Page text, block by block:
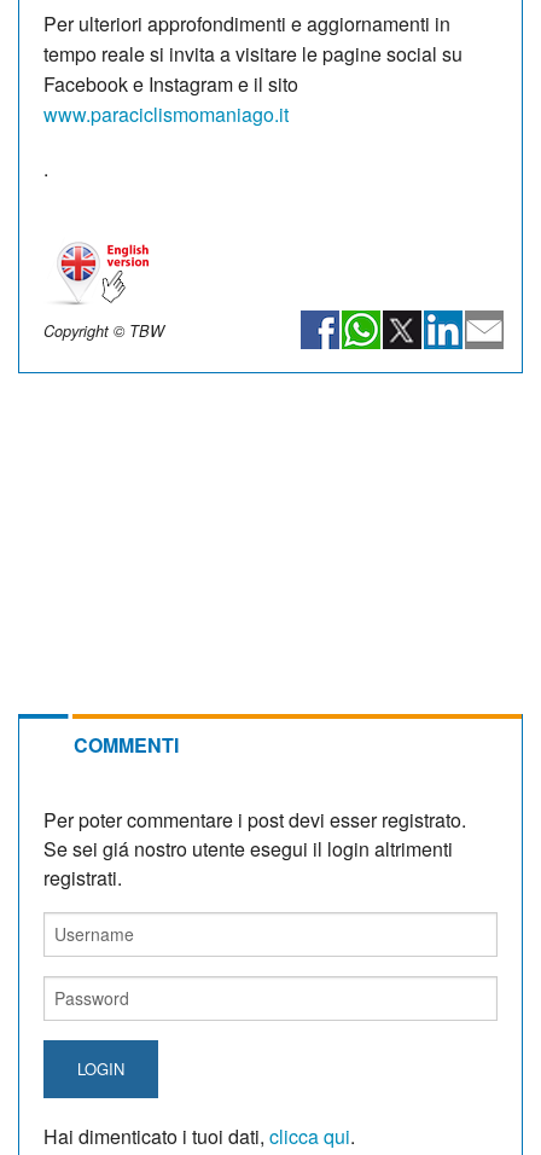
Per ulteriori approfondimenti e aggiornamenti in
tempo reale si invita a visitare le pagine social su
Facebook e Instagram e il sito
www.paraciclismomaniago.it
.
Copyright © TBW
COMMENTI
Per poter commentare i post devi esser registrato.
Se sei giá nostro utente esegui il login altrimenti
registrati.
LOGIN
Hai dimenticato i tuoi dati, clicca qui.